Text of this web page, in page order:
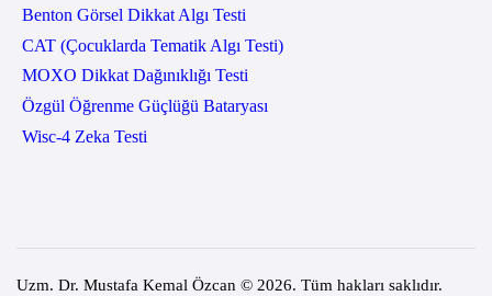
Benton Görsel Dikkat Algı Testi
CAT (Çocuklarda Tematik Algı Testi)
MOXO Dikkat Dağınıklığı Testi
Özgül Öğrenme Güçlüğü Bataryası
Wisc-4 Zeka Testi
Uzm. Dr. Mustafa Kemal Özcan © 2026. Tüm hakları saklıdır.